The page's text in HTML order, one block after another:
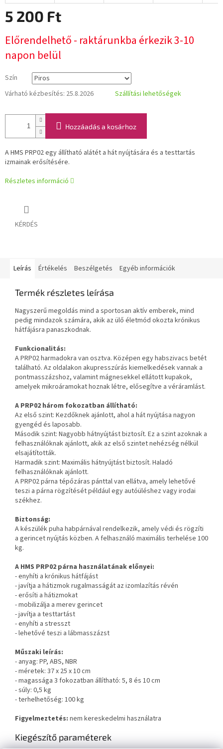
5 200 Ft
Előrendelhető - raktárunkba érkezik 3-10
napon belül
Szín
Várható kézbesítés: 25.8.2026 Szállítási lehetőségek
Hozzáadás a kosárhoz
A HMS PRP02 egy állítható alátét a hát nyújtására és a testtartás
izmainak erősítésére.
Részletes információ
KÉRDÉS
Leírás Értékelés Beszélgetés Egyéb információk
Termék részletes leírása
Nagyszerű megoldás mind a sportosan aktív emberek, mind
pedig mindazok számára, akik az ülő életmód okozta krónikus
hátfájásra panaszkodnak.
Funkcionalitás:
A PRP02 harmadokra van osztva. Középen egy habszivacs betét
található. Az oldalakon akupresszúrás kiemelkedések vannak a
pontmasszázshoz, valamint mágnesekkel ellátott kupakok,
amelyek mikroáramokat hoznak létre, elősegítve a véráramlást.
A PRP02 három fokozatban állítható:
Az első szint: Kezdőknek ajánlott, ahol a hát nyújtása nagyon
gyengéd és laposabb.
Második szint: Nagyobb hátnyújtást biztosít. Ez a szint azoknak a
felhasználóknak ajánlott, akik az első szintet nehézség nélkül
elsajátították.
Harmadik szint: Maximális hátnyújtást biztosít. Haladó
felhasználóknak ajánlott.
A PRP02 párna tépőzáras pánttal van ellátva, amely lehetővé
teszi a párna rögzítését például egy autóüléshez vagy irodai
székhez.
Biztonság:
A készülék puha habpárnával rendelkezik, amely védi és rögzíti
a gerincet nyújtás közben. A felhasználó maximális terhelése 100
kg.
A HMS PRP02 párna használatának előnyei:
- enyhíti a krónikus hátfájást
- javítja a hátizmok rugalmasságát az izomlazítás révén
- erősíti a hátizmokat
- mobilizálja a merev gerincet
- javítja a testtartást
- enyhíti a stresszt
- lehetővé teszi a lábmasszázst
Műszaki leírás:
- anyag: PP, ABS, NBR
- méretek: 37 x 25 x 10 cm
- magassága 3 fokozatban állítható: 5, 8 és 10 cm
- súly: 0,5 kg
- terhelhetőség: 100 kg
Figyelmeztetés: nem kereskedelmi használatra
Kiegészítő paraméterek